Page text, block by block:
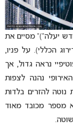
יעלה”)” מסיים את
17 בדירוג הכללי). על פניו,
ה-2 בגמר למקום ה-17 בספוטיפיי נראה גדול, אך
נהנה לצפות
נוטה להזרים בלדות
ועדיין – 16 מיליון הוא מספר מכובד מאוד